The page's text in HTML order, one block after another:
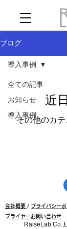
ブログ
全ての記事
お知らせ
導入事例
導入事例
近
その他のカ
会社概要 / プライバシー
プライヤーお問い合わせ
RaiseLab